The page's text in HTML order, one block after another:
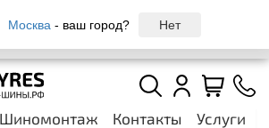
онлайн на шиномонтаж
Москва - ваш город? Нет
Шиномонтаж Контакты Услуги
файлы
для вашего удобства